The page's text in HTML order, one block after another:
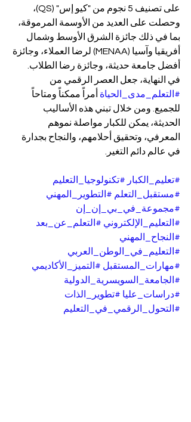
على تصنيف 5 نجوم من "كيو إس" (QS)،
وحصلت على العديد من الأوسمة المرموقة،
بما في ذلك جائزة الشرق الأوسط وشمال
أفريقيا وآسيا (MENAA) لرضا العملاء، وجائزة
أفضل جامعة حديثة، وجائزة رضا الطلاب.
في النهاية، جعل العصر الرقمي من
#التعلم_مدى_الحياة أمراً ممكناً ومتاحاً
للجميع. ومن خلال تبني هذه الأساليب
الحديثة، يمكن للكبار مواصلة نموهم
المعرفي، وتحقيق أحلامهم، والنجاح بجدارة
في عالم دائم التغير.
#تعليم_الكبار #تكنولوجيا_التعليم
#مستقبل_التعلم #التطوير_المهني
#مجموعة_في_بي_إن_إن
#التعليم_الإلكتروني #التعلم_عن_بعد
#النجاح_المهني
#التعليم_في_الوطن_العربي
#مهارات_المستقبل #التميز_الأكاديمي
#الجامعة_السويسرية_الدولية
#دراسات_عليا #تطوير_الذات
#التحول_الرقمي_في_التعليم